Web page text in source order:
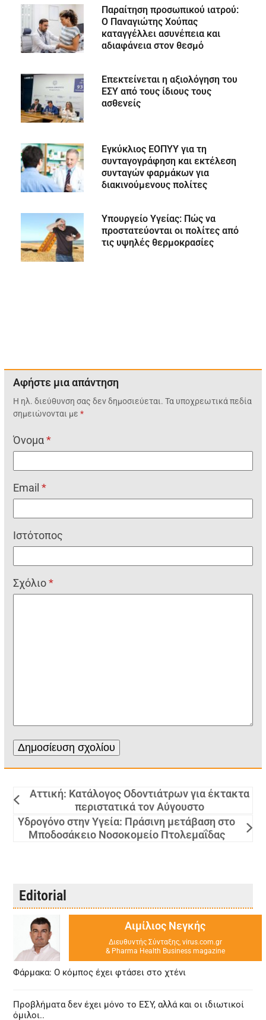
Παραίτηση προσωπικού ιατρού:
Ο Παναγιώτης Χούπας
καταγγέλλει ασυνέπεια και
αδιαφάνεια στον θεσμό
Επεκτείνεται η αξιολόγηση του
ΕΣΥ από τους ίδιους τους
ασθενείς
Εγκύκλιος ΕΟΠΥΥ για τη
συνταγογράφηση και εκτέλεση
συνταγών φαρμάκων για
διακινούμενους πολίτες
Υπουργείο Υγείας: Πώς να
προστατεύονται οι πολίτες από
τις υψηλές θερμοκρασίες
Αφήστε μια απάντηση
Η ηλ. διεύθυνση σας δεν δημοσιεύεται. Τα υποχρεωτικά πεδία
σημειώνονται με*
Όνομα*
Email*
Ιστότοπος
Σχόλιο*
Αττική: Κατάλογος Οδοντιάτρων για έκτακτα
περιστατικά τον Αύγουστο
Υδρογόνο στην Υγεία: Πράσινη μετάβαση στο
Μποδοσάκειο Νοσοκομείο Πτολεμαΐδας
Editorial
Αιμίλιος Νεγκής
Διευθυντής Σύνταξης, virus.com.gr
& Pharma Health Business magazine
Φάρμακα: Ο κόμπος έχει φτάσει στο χτένι
Προβλήματα δεν έχει μόνο το ΕΣΥ, αλλά και οι ιδιωτικοί
όμιλοι..